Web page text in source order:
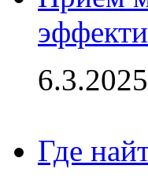
Где